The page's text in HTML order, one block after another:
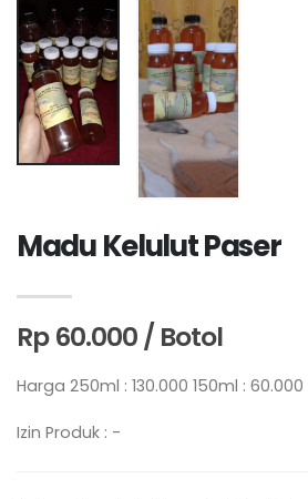
Madu Kelulut Paser
Rp 60.000 / Botol
Harga 250ml : 130.000 150ml : 60.000
Izin Produk : -